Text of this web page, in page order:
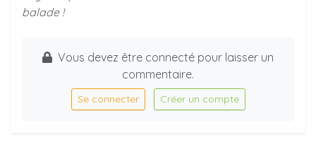
balade !
Vous devez être connecté pour laisser un
commentaire.
Se connecter Créer un compte